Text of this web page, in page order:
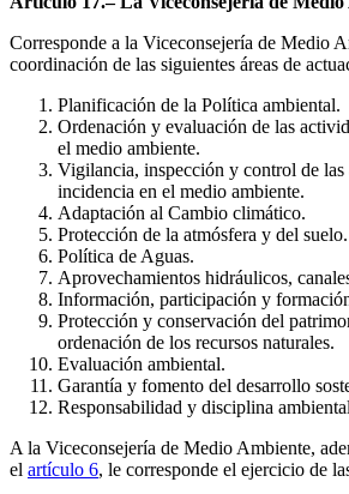
Corresponde a la Viceconsejería de Medio
coordinación de las siguientes áreas de
Planificación de la Política ambiental.
Ordenación y evaluación de las
el medio ambiente.
Vigilancia, inspección y control de las
incidencia en el medio ambiente.
Adaptación al Cambio climático.
Protección de la atmósfera y del suelo.
Política de Aguas.
Aprovechamientos hidráulicos,
Información, participación y
Protección y conservación del
ordenación de los recursos naturales.
Evaluación ambiental.
Garantía y fomento del desarrollo
Responsabilidad y disciplina
A la Viceconsejería de Medio Ambiente,
el artículo 6, le corresponde el ejercicio de